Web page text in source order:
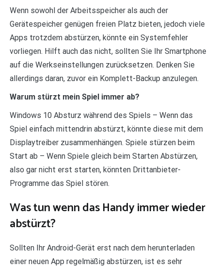
Wenn sowohl der Arbeitsspeicher als auch der
Gerätespeicher genügen freien Platz bieten, jedoch viele
Apps trotzdem abstürzen, könnte ein Systemfehler
vorliegen. Hilft auch das nicht, sollten Sie Ihr Smartphone
auf die Werkseinstellungen zurücksetzen. Denken Sie
allerdings daran, zuvor ein Komplett-Backup anzulegen.
Warum stürzt mein Spiel immer ab?
Windows 10 Absturz während des Spiels – Wenn das
Spiel einfach mittendrin abstürzt, könnte diese mit dem
Displaytreiber zusammenhängen. Spiele stürzen beim
Start ab – Wenn Spiele gleich beim Starten Abstürzen,
also gar nicht erst starten, könnten Drittanbieter-
Programme das Spiel stören.
Was tun wenn das Handy immer wieder
abstürzt?
Sollten Ihr Android-Gerät erst nach dem herunterladen
einer neuen App regelmäßig abstürzen, ist es sehr